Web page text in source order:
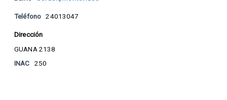
Teléfono 24013047
Dirección
GUANA 2138
INAC
250